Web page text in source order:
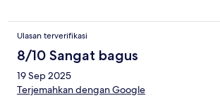
Ulasan terverifikasi
8/10 Sangat bagus
19 Sep 2025
Terjemahkan dengan Google